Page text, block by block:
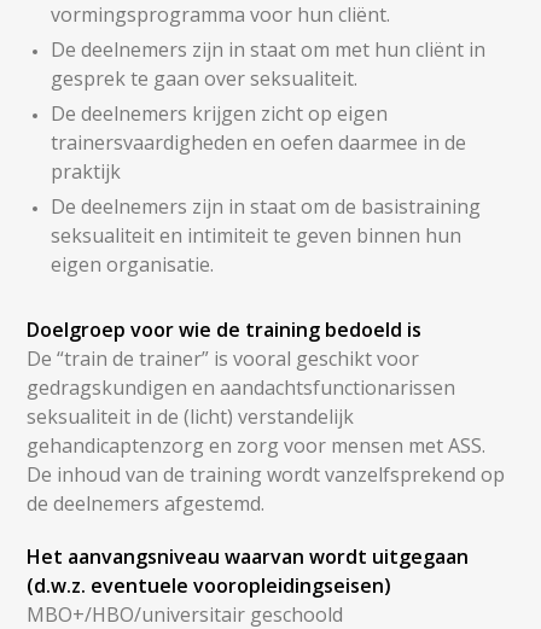
vormingsprogramma voor hun cliënt.
De deelnemers zijn in staat om met hun cliënt in
gesprek te gaan over seksualiteit.
De deelnemers krijgen zicht op eigen
trainersvaardigheden en oefen daarmee in de
praktijk
De deelnemers zijn in staat om de basistraining
seksualiteit en intimiteit te geven binnen hun
eigen organisatie.
Doelgroep voor wie de training bedoeld is
De “train de trainer” is vooral geschikt voor
gedragskundigen en aandachtsfunctionarissen
seksualiteit in de (licht) verstandelijk
gehandicaptenzorg en zorg voor mensen met ASS.
De inhoud van de training wordt vanzelfsprekend op
de deelnemers afgestemd.
Het aanvangsniveau waarvan wordt uitgegaan
(d.w.z. eventuele vooropleidingseisen)
MBO+/HBO/universitair geschoold